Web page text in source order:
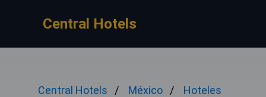
Central Hotels
Central Hotels México
Hoteles